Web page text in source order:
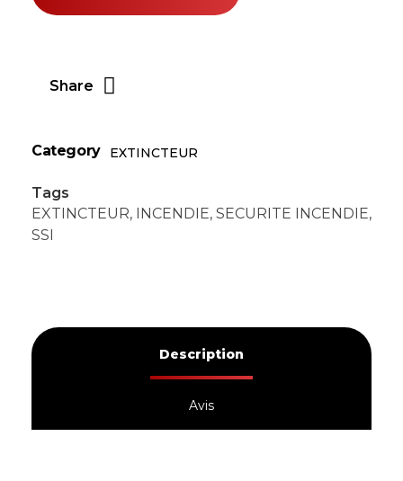
Share
Category EXTINCTEUR
Tags
EXTINCTEUR, INCENDIE, SECURITE INCENDIE,
SSI
Description
Avis